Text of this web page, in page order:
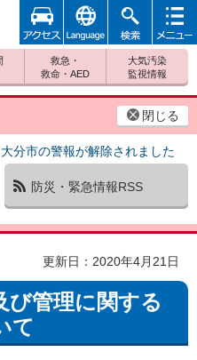
閉じる
分市の警報が解除されました
防災・緊急情報RSS
救急・
救命・AED
大気汚染
監視情報
アクセ
ス
foreign 検索
メニュ
更新日：2020年4月21日
び管理に関する
て